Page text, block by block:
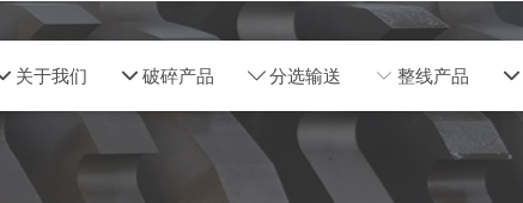
关于我们 넵 破碎产品 ꄳ 分选输送 ꀅ 整线产品 넵